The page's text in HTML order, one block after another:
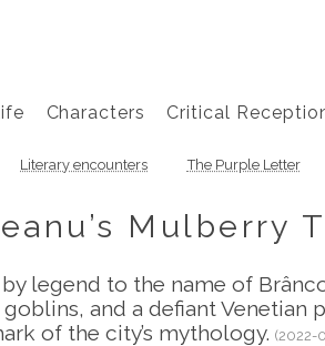
Characters Critical
Literary encounters The Purple Letter
Mulberry
legend to the name of
and a defiant Venetian
of the city’s mythology. (2022-